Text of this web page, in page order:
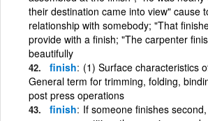
their destination came into view" cause
relationship with somebody; "That
provide with a finish; "The carpenter
beautifully
finish (1) Surface characteristics
General term for trimming, folding,
post press operations
finish If someone finishes